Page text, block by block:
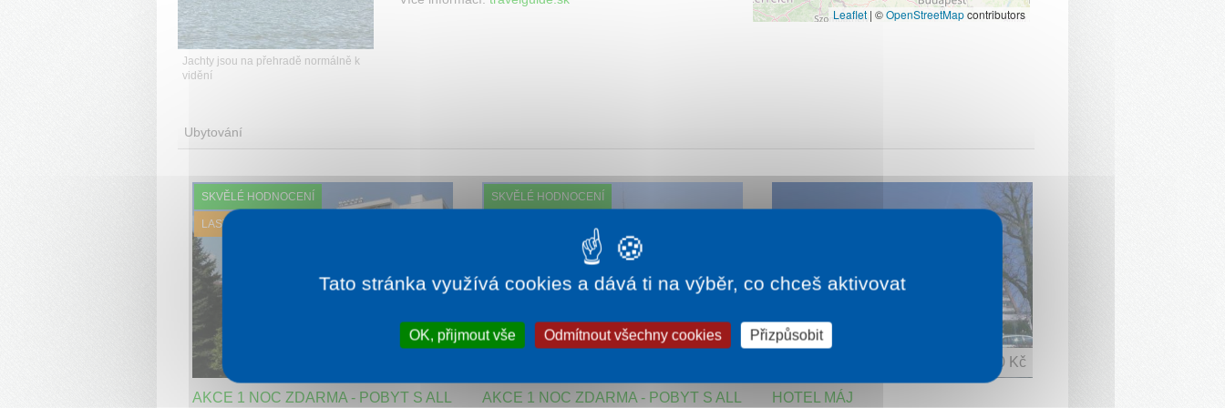
Jachty jsou na přehradě normálně k
vidění
Leaflet | ©OpenStreetMapcontributors
Ubytování
SKVĚLÉ HODNOCENÍ
LAST MINUTE
AKCE 1 NOC ZDARMA - POBYT S ALL
SKVĚLÉ HODNOCENÍ
AKCE 1 NOC ZDARMA - POBYT S ALL HOTEL MÁJ
1 770 Kč
Tato stránka využívá cookies a dává ti na výběr, co chceš aktivovat
OK, přijmout vše Odmítnout všechny cookies Přizpůsobit